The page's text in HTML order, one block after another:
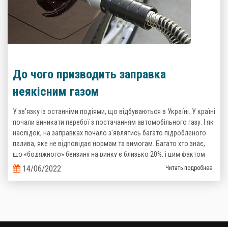
До чого призводить заправка
неякісним газом
У зв'язку із останніми подіями, що відбуваються в Україні. У країні
почали виникати перебої з постачанням автомобільного газу. І як
наслідок, на заправках почало з'являтись багато підробленого
палива, яке не відповідає нормам та вимогам. Багато хто знає,
що «бодяжного» бензину на ринку є близько 20%, і цим фактом
важко когось здивувати, то тепер ситуація з неякісним газом теж
стає реальністю.
14/06/2022 Читать подробнее